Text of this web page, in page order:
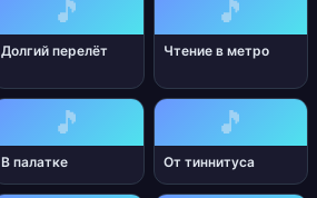
🎵
Долгий перелёт
🎵
Чтение в метро
🎵
В палатке
🎵
От тиннитуса